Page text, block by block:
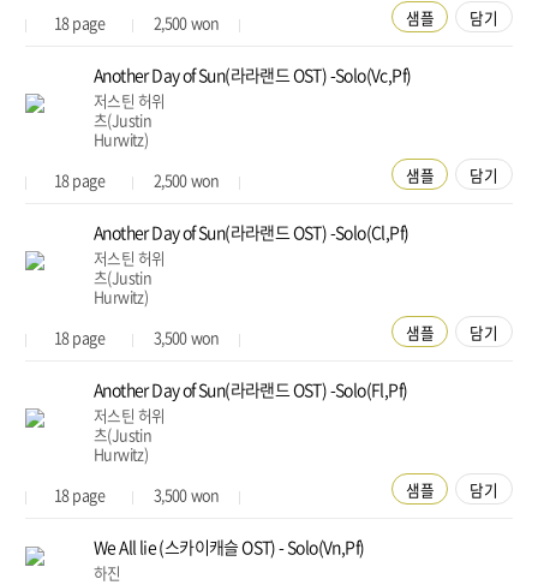
18page 2,500won 샘플 담기
Another Day of Sun(라라랜드 OST) -Solo(Vc,Pf)
저스틴 허위
츠(Justin
Hurwitz)
18page 2,500won 샘플 담기
Another Day of Sun(라라랜드 OST) -Solo(Cl,Pf)
저스틴 허위
츠(Justin
Hurwitz)
18page 3,500won 샘플 담기
Another Day of Sun(라라랜드 OST) -Solo(Fl,Pf)
저스틴 허위
츠(Justin
Hurwitz)
18page 3,500won 샘플 담기
We All lie (스카이캐슬 OST) - Solo(Vn,Pf)
하진